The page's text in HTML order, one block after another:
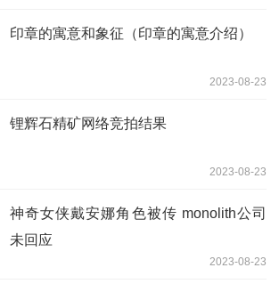
印章的寓意和象征（印章的寓意介绍）
2023-08-23
锂辉石精矿网络竞拍结果
2023-08-23
神奇女侠戴安娜角色被传 monolith公司
未回应
2023-08-23